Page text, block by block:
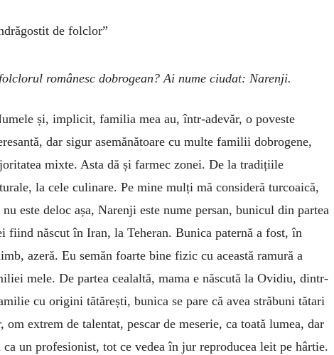
de folclor”
românesc dobrogean? Ai nume ciudat: Narenji.
și, implicit, familia mea au, într-adevăr, o poveste
dar sigur asemănătoare cu multe familii dobrogene,
mixte. Asta dă și farmec zonei. De la tradițiile
la cele culinare. Pe mine mulți mă consideră turcoaică,
nu este deloc așa, Narenji este nume persan, bunicul din partea
fiind născut în Iran, la Teheran. Bunica paternă a fost, în
azeră. Eu semăn foarte bine fizic cu această ramură a
mele. De partea cealaltă, mama e născută la Ovidiu, dintr-
cu origini tătărești, bunica se pare că avea străbuni tătari
extrem de talentat, pescar de meserie, ca toată lumea, dar
un profesionist, tot ce vedea în jur reproducea leit pe hârtie.